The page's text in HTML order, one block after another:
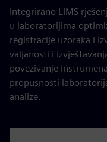
Integrirano LIMS
u laboratorijima
registracije uzoraka i
valjanosti i
povezivanje
propusnosti
analize.